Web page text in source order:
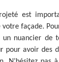
est
façade.
nuancier de
pour avoir des